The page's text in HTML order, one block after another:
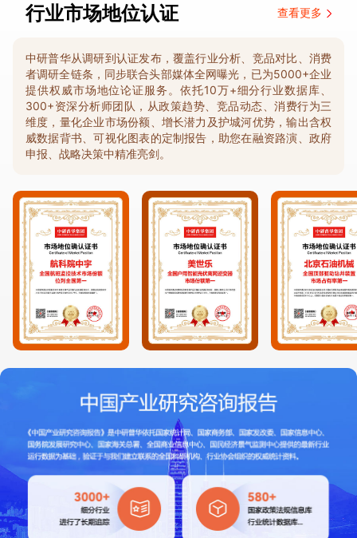
行业市场地位认证 查看更多
中研普华从调研到认证发布，覆盖行业分析、竞品对比、消费
者调研全链条，同步联合头部媒体全网曝光，已为5000+企业
提供权威市场地位论证服务。依托10万+细分行业数据库、
300+资深分析师团队，从政策趋势、竞品动态、消费行为三
维度，量化企业市场份额、增长潜力及护城河优势，输出含权
威数据背书、可视化图表的定制报告，助您在融资路演、政府
申报、战略决策中精准亮剑。